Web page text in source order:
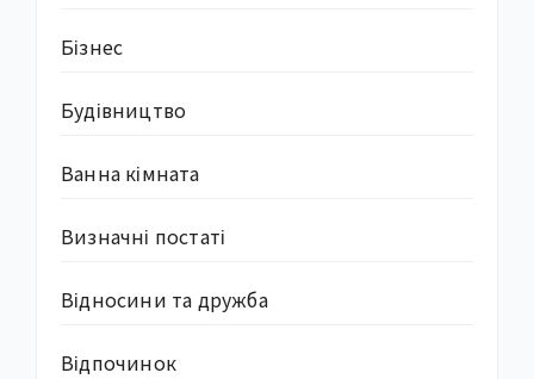
Бізнес
Будівництво
Ванна кімната
Визначні постаті
Відносини та дружба
Відпочинок